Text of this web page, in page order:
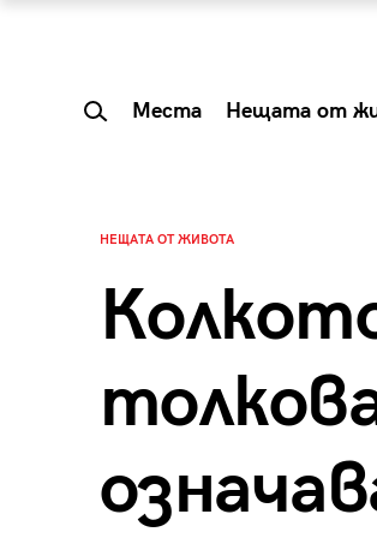
Места Нещата от
НЕЩАТА ОТ ЖИВОТА